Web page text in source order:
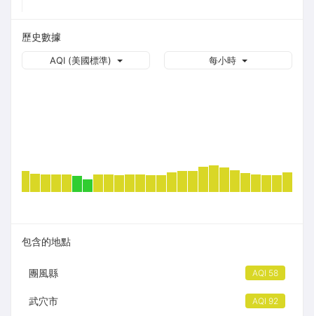
歷史數據
每小時
AQI (美國標準)
包含的地點
團風縣 AQI 58
武穴市 AQI 92